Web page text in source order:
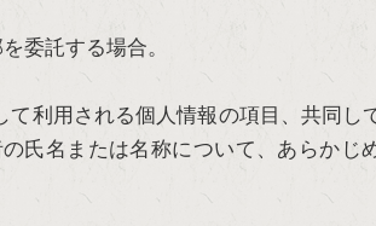
委託する場合。
利用される個人情報の項目、共同し
氏名または名称について、あらかじ